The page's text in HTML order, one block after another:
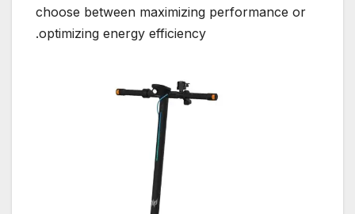
choose between maximizing performance or
optimizing energy efficiency.